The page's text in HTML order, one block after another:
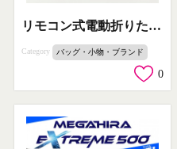
リモコン式電動折りたたみ台車 LITEFAR G2
Category バッグ・小物・ブランド
0